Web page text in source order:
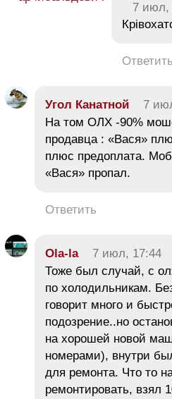
7 июл,
Ответить
Угол Канатной 7
На том ОЛХ -90%
продавца : «Вася»
плюс предоплата.
«Вася» пропал.
Ответить
Ola-la 7 июл, 17:44
Тоже был случай, с
по холодильникам.
говорит много и
подозрение..но
на хорошей новой
номерами), внутри
для ремонта. Что то
ремонтировать, взял